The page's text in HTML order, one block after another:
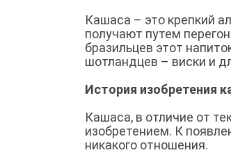
Кашаса – это крепкий
получают путем
бразильцев этот
шотландцев – виски и
История изобретения
Кашаса, в отличие от
изобретением. К
никакого отношения.